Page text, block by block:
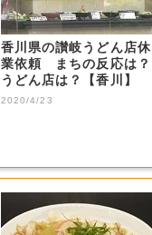
香川県の讃岐うどん店休
業依頼 まちの反応は？
うどん店は？【香川】
2020/4/23